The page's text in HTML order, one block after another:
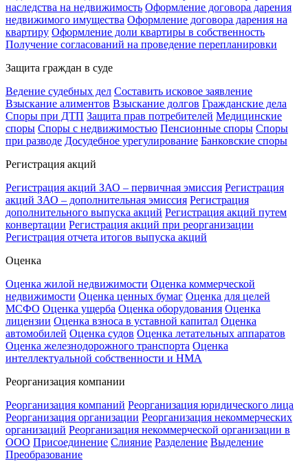
наследства на недвижимость Оформление договора дарения
недвижимого имущества Оформление договора дарения на
квартиру Оформление доли квартиры в собственность
Получение согласований на проведение перепланировки
Защита граждан в суде
Ведение судебных дел Составить исковое заявление
Взыскание алиментов Взыскание долгов Гражданские дела
Споры при ДТП Защита прав потребителей Медицинские
споры Споры с недвижимостью Пенсионные споры Споры
при разводе Досудебное урегулирование Банковские споры
Регистрация акций
Регистрация акций ЗАО – первичная эмиссия Регистрация
акций ЗАО – дополнительная эмиссия Регистрация
дополнительного выпуска акций Регистрация акций путем
конвертации Регистрация акций при реорганизации
Регистрация отчета итогов выпуска акций
Оценка
Оценка жилой недвижимости Оценка коммерческой
недвижимости Оценка ценных бумаг Оценка для целей
МСФО Оценка ущерба Оценка оборудования Оценка
лицензии Оценка взноса в уставной капитал Оценка
автомобилей Оценка судов Оценка летательных аппаратов
Оценка железнодорожного транспорта Оценка
интеллектуальной собственности и НМА
Реорганизация компании
Реорганизация компаний Реорганизация юридического лица
Реорганизация организации Реорганизация некоммерческих
организаций Реорганизация некоммерческой организации в
ООО Присоединение Слияние Разделение Выделение
Преобразование